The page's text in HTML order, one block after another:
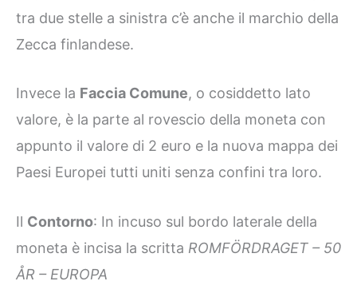
tra due stelle a sinistra c’è anche il marchio della
Zecca finlandese.
Invece la Faccia Comune, o cosiddetto lato
valore, è la parte al rovescio della moneta con
appunto il valore di 2 euro e la nuova mappa dei
Paesi Europei tutti uniti senza confini tra loro.
Il Contorno: In incuso sul bordo laterale della
moneta è incisa la scritta ROMFÖRDRAGET – 50
ÅR – EUROPA